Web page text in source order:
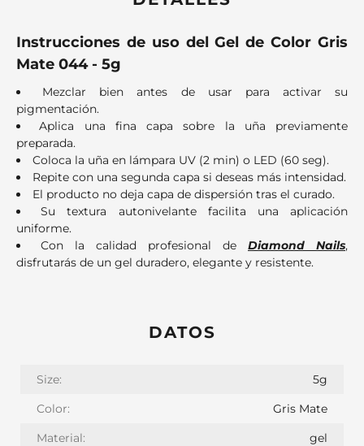
Instrucciones de uso del Gel de Color Gris
Mate 044 - 5g
Mezclar bien antes de usar para activar su
pigmentación.
Aplica una fina capa sobre la uña previamente
preparada.
Coloca la uña en lámpara UV (2 min) o LED (60 seg).
Repite con una segunda capa si deseas más intensidad.
El producto no deja capa de dispersión tras el curado.
Su textura autonivelante facilita una aplicación
uniforme.
Con la calidad profesional de Diamond Nails,
disfrutarás de un gel duradero, elegante y resistente.
DATOS
Size:
5g
Color:
Gris Mate
Material:
gel